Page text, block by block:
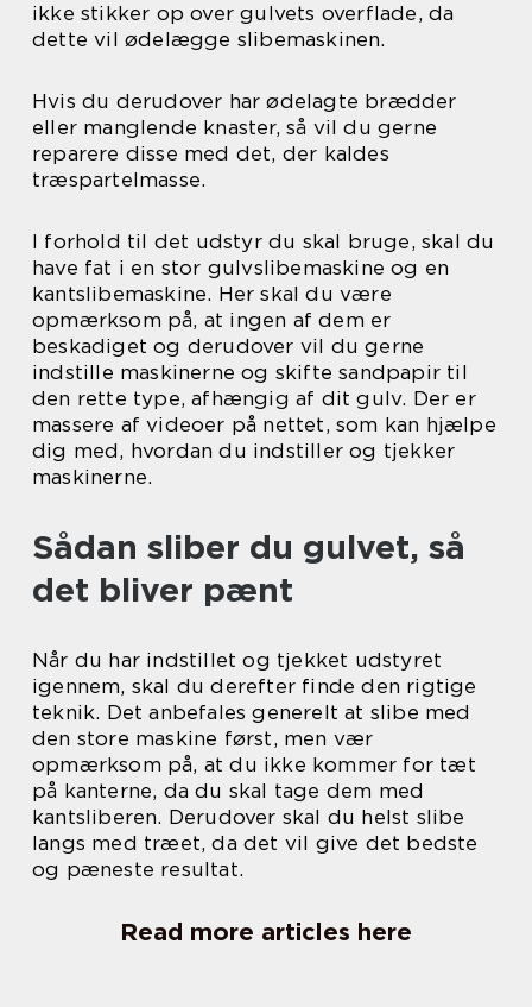
ikke stikker op over gulvets overflade, da
dette vil ødelægge slibemaskinen.
Hvis du derudover har ødelagte brædder
eller manglende knaster, så vil du gerne
reparere disse med det, der kaldes
træspartelmasse.
I forhold til det udstyr du skal bruge, skal du
have fat i en stor gulvslibemaskine og en
kantslibemaskine. Her skal du være
opmærksom på, at ingen af dem er
beskadiget og derudover vil du gerne
indstille maskinerne og skifte sandpapir til
den rette type, afhængig af dit gulv. Der er
massere af videoer på nettet, som kan hjælpe
dig med, hvordan du indstiller og tjekker
maskinerne.
Sådan sliber du gulvet, så
det bliver pænt
Når du har indstillet og tjekket udstyret
igennem, skal du derefter finde den rigtige
teknik. Det anbefales generelt at slibe med
den store maskine først, men vær
opmærksom på, at du ikke kommer for tæt
på kanterne, da du skal tage dem med
kantsliberen. Derudover skal du helst slibe
langs med træet, da det vil give det bedste
og pæneste resultat.
Read more articles here